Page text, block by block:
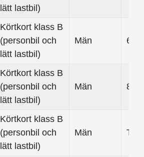
lätt lastbil)
Körtkort klass B
(personbil och
lätt lastbil)
Män 65-
Körtkort klass B
(personbil och
lätt lastbil)
Män 80-
Körtkort klass B
(personbil och
lätt lastbil)
Män